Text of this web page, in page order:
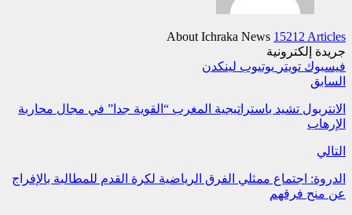
About Ichraka News 15212 Articles
جريدة إلكترونية
فيسبوك تويتر يوتيوب لينكدن
السابق
الانتربول تشيد باستراتيجية المغرب “القوية جدا” في مجال محاربة
الإرهاب
التالي
الدروة: اجتماع ممثلي الفرق الرياضية لكرة القدم للمطالبة بالإفراج
عن منح فرقهم